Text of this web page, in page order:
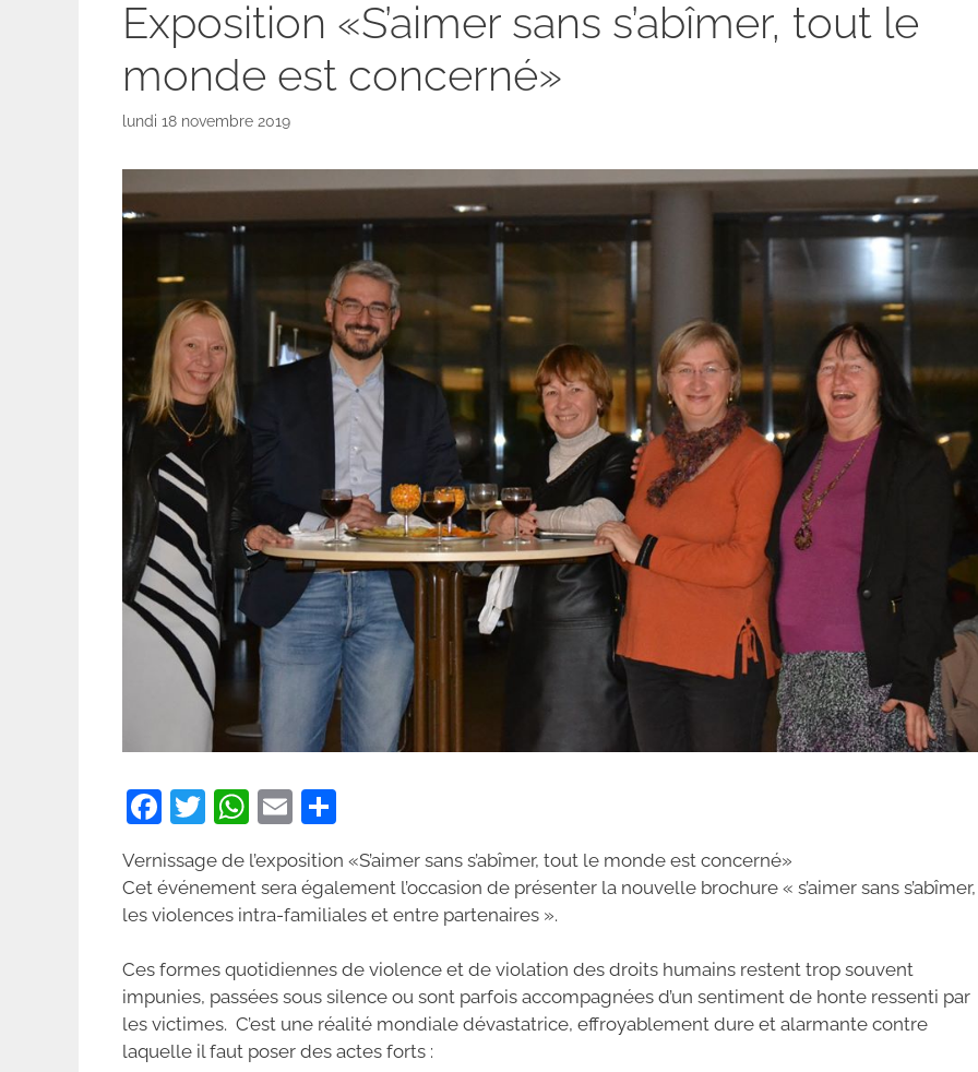
Exposition «S’aimer sans s’abîmer, tout le
monde est concerné»
lundi 18 novembre 2019
F
c
e
o
o
k
T
itt
er
W
at
s
p
p
E
ai
l
ta
g
Vernissage de l’exposition «S’aimer sans s’abîmer, tout le monde est concerné»
Cet événement sera également l’occasion de présenter la nouvelle brochure « s’aimer sans s’abîmer,
les violences intra-familiales et entre partenaires ».
Ces formes quotidiennes de violence et de violation des droits humains restent trop souvent
impunies, passées sous silence ou sont parfois accompagnées d’un sentiment de honte ressenti par
les victimes. C’est une réalité mondiale dévastatrice, effroyablement dure et alarmante contre
laquelle il faut poser des actes forts :